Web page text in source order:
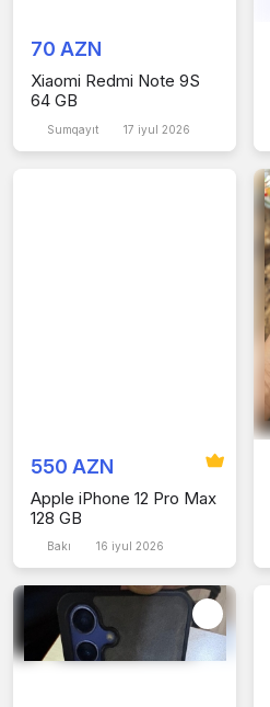
70 AZN
Xiaomi Redmi Note 9S
64 GB
Sumqayıt 17 iyul 2026
550 AZN
Apple iPhone 12 Pro Max
128 GB
Bakı 16 iyul 2026